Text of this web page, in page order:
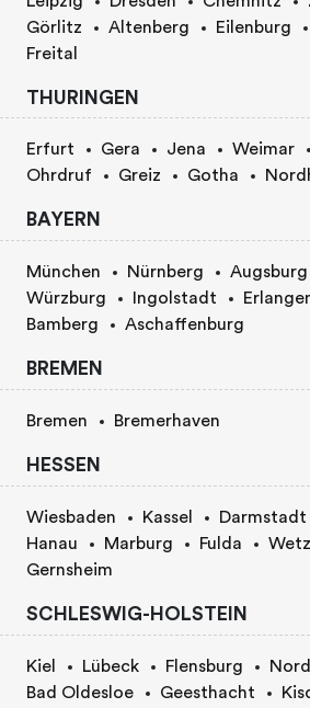
Görlitz
Altenberg Eilenburg
Freital
THURINGEN
Erfurt Gera Jena Weimar
Ohrdruf
Greiz Gotha
BAYERN
München Nürnberg Augsburg
Würzburg
Ingolstadt
Bamberg
Aschaffenburg
BREMEN
Bremen Bremerhaven
HESSEN
Wiesbaden Kassel Darmstadt
Hanau
Marburg Fulda
Gernsheim
SCHLESWIG-HOLSTEIN
Kiel Lübeck Flensburg
Bad Oldesloe
Geesthacht